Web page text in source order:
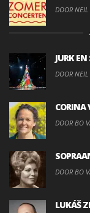
DOOR
JURK
DOOR
CORINA
DOOR BO
DOOR BO
LUKÁŠ